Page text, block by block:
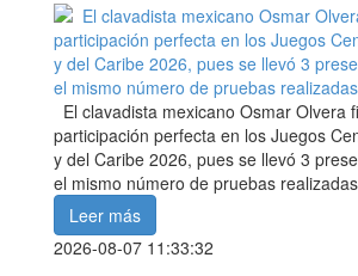
El clavadista mexicano Osmar Olvera
participación perfecta en los Juegos
y del Caribe 2026, pues se llevó 3
el mismo número de pruebas
Leer más
2026-08-07 11:33:32